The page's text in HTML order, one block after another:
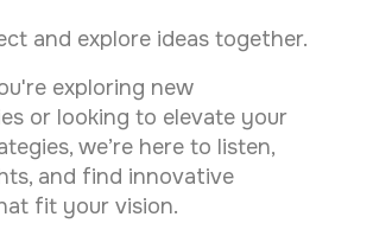
and explore ideas together.
exploring new
or looking to elevate your
we’re here to listen,
and find innovative
fit your vision.